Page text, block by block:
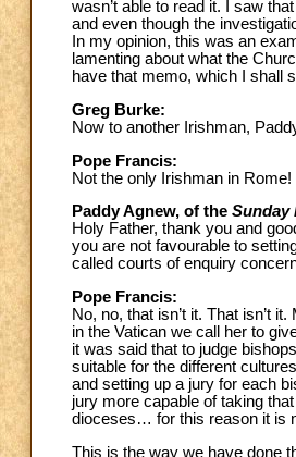
wasn’t able to read it. I saw
and even though the
In my opinion, this was an
lamenting about what the
have that memo, which I shall
Greg Burke:
Now to another Irishman,
Pope Francis:
Not the only Irishman in Rome!
Paddy Agnew, of the Sunday
Holy Father, thank you and
you are not favourable to
called courts of enquiry
Pope Francis:
No, no, that isn’t it. That isn’t
in the Vatican we call her to
it was said that to judge
suitable for the different
and setting up a jury for each
jury more capable of taking
dioceses… for this reason it is
This is the way we have done